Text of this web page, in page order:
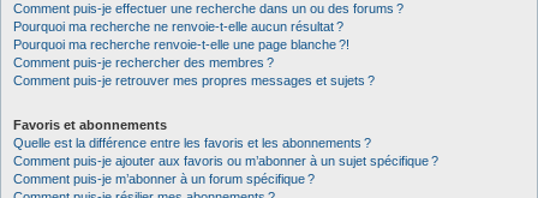
Comment puis-je effectuer une recherche dans un ou des forums ?
Pourquoi ma recherche ne renvoie-t-elle aucun résultat ?
Pourquoi ma recherche renvoie-t-elle une page blanche ?!
Comment puis-je rechercher des membres ?
Comment puis-je retrouver mes propres messages et sujets ?
Favoris et abonnements
Quelle est la différence entre les favoris et les abonnements ?
Comment puis-je ajouter aux favoris ou m’abonner à un sujet spécifique ?
Comment puis-je m’abonner à un forum spécifique ?